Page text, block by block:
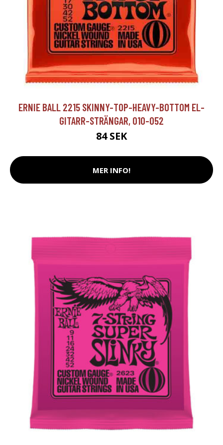
ERNIE BALL 2215 SKINNY-TOP-HEAVY-BOTTOM EL-
GITARR-STRÄNGAR, 010-052
84 SEK
MER INFO!